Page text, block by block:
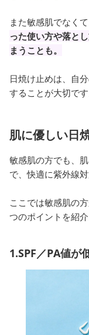
また敏感肌でなくて
った使い方や落と
まうことも。
日焼け止めは、自
することが大切です
肌に優しい日
敏感肌の方でも、
で、快適に紫外線
ここでは敏感肌の
つのポイントを紹介
1.SPF／PA値が